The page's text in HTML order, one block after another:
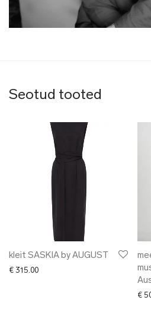
Seotud tooted
kleit SASKIA by AUGUST
€ 315.00
€